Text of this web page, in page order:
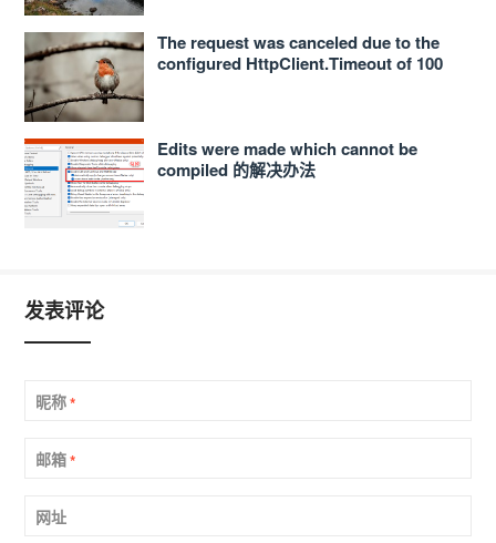
The request was canceled due to the
configured HttpClient.Timeout of 100
Edits were made which cannot be
compiled 的解决办法
发表评论
昵称*
邮箱*
网址